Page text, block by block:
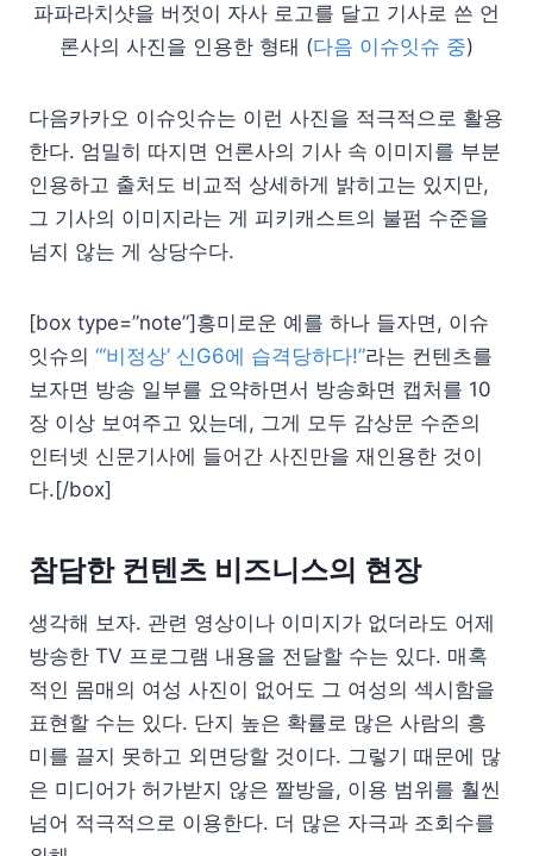
파파라치샷을 버젓이 자사 로고를 달고 기사로 쓴 언
론사의 사진을 인용한 형태 (다음 이슈잇슈 중)
다음카카오 이슈잇슈는 이런 사진을 적극적으로 활용
한다. 엄밀히 따지면 언론사의 기사 속 이미지를 부분
인용하고 출처도 비교적 상세하게 밝히고는 있지만,
그 기사의 이미지라는 게 피키캐스트의 불펌 수준을
넘지 않는 게 상당수다.
[box type=”note”]흥미로운 예를 하나 들자면, 이슈
잇슈의 “‘비정상’ 신G6에 습격당하다!”라는 컨텐츠를
보자면 방송 일부를 요약하면서 방송화면 캡처를 10
장 이상 보여주고 있는데, 그게 모두 감상문 수준의
인터넷 신문기사에 들어간 사진만을 재인용한 것이
다.[/box]
참담한 컨텐츠 비즈니스의 현장
생각해 보자. 관련 영상이나 이미지가 없더라도 어제
방송한 TV 프로그램 내용을 전달할 수는 있다. 매혹
적인 몸매의 여성 사진이 없어도 그 여성의 섹시함을
표현할 수는 있다. 단지 높은 확률로 많은 사람의 흥
미를 끌지 못하고 외면당할 것이다. 그렇기 때문에 많
은 미디어가 허가받지 않은 짤방을, 이용 범위를 훨씬
넘어 적극적으로 이용한다. 더 많은 자극과 조회수를